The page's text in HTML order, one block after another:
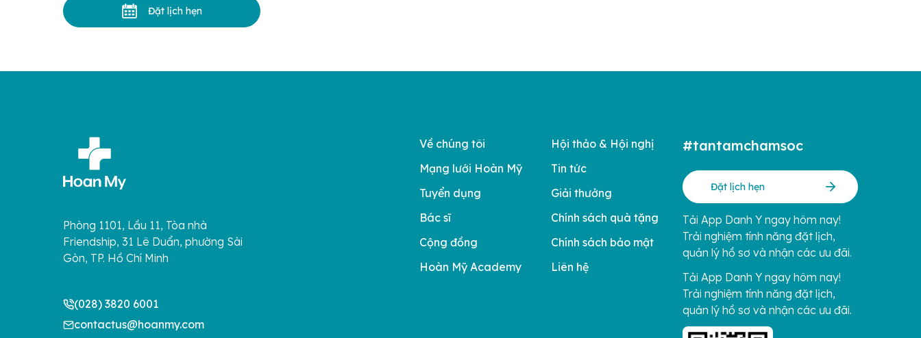
Đặt lịch hẹn
Phòng 1101, Lầu 11, Tòa nhà
Friendship, 31 Lê Duẩn, phường Sài
Gòn, TP. Hồ Chí Minh
(028) 3820 6001
contactus@hoanmy.com
Về chúng tôi
Mạng lưới Hoàn Mỹ
Tuyển dụng
Bác sĩ
Cộng đồng
Hoàn Mỹ Academy
Hội thảo & Hội nghị
Tin tức
Giải thưởng
Chính sách quà tặng
Chính sách bảo mật
Liên hệ
#tantamchamsoc
Đặt lịch hẹn
Tải App Danh Y ngay hôm nay!
Trải nghiệm tính năng đặt lịch,
quản lý hồ sơ và nhận các ưu đãi.
Tải App Danh Y ngay hôm nay!
Trải nghiệm tính năng đặt lịch,
quản lý hồ sơ và nhận các ưu đãi.